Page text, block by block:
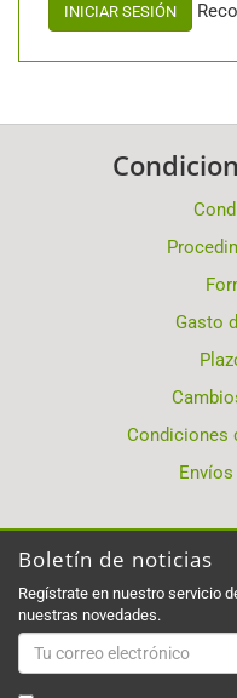
INICIAR SESIÓN
Gasto
Condiciones
Boletín de noticias
Regístrate en nuestro servicio
nuestras novedades.